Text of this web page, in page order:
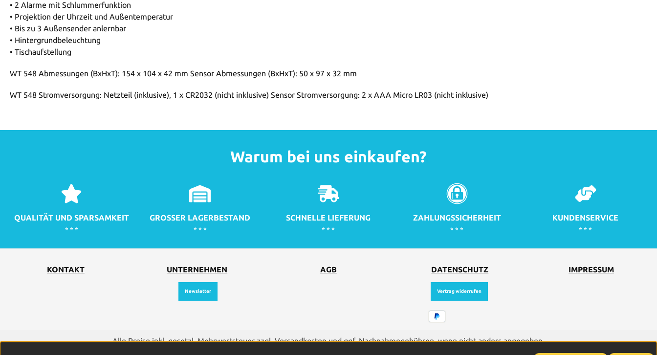
• 2 Alarme mit Schlummerfunktion
• Projektion der Uhrzeit und Außentemperatur
• Bis zu 3 Außensender anlernbar
• Hintergrundbeleuchtung
• Tischaufstellung
WT 548 Abmessungen (BxHxT): 154 x 104 x 42 mm Sensor Abmessungen (BxHxT): 50 x 97 x 32 mm
WT 548 Stromversorgung: Netzteil (inklusive), 1 x CR2032 (nicht inklusive) Sensor Stromversorgung: 2 x AAA Micro LR03 (nicht inklusive)
Warum bei uns einkaufen?
QUALITÄT UND SPARSAMKEIT
* * *
GROSSER LAGERBESTAND
* * *
SCHNELLE LIEFERUNG
* * *
ZAHLUNGSSICHERHEIT
* * *
KUNDENSERVICE
* * *
KONTAKT UNTERNEHMEN AGB DATENSCHUTZ IMPRESSUM
Newsletter Vertrag widerrufen
Alle Preise inkl. gesetzl. Mehrwertsteuer zzgl.Versandkostenund ggf. Nachnahmegebühren, wenn nicht anders angegeben.